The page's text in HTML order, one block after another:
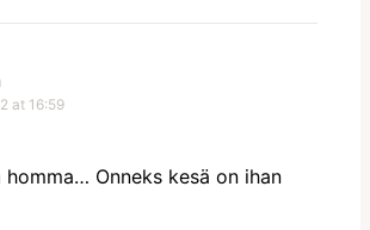
at 16:59
homma… Onneks kesä on ihan